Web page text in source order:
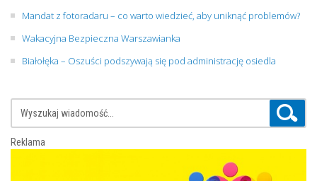
Mandat z fotoradaru – co warto wiedzieć, aby uniknąć problemów?
Wakacyjna Bezpieczna Warszawianka
Białołęka – Oszuści podszywają się pod administrację osiedla
Reklama